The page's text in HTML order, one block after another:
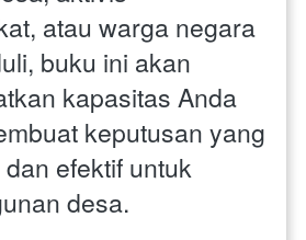
atau warga negara
buku ini akan
kapasitas Anda
keputusan yang
efektif untuk
desa.